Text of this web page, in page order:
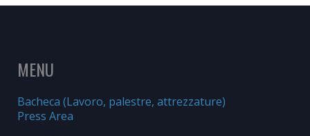
MENU
Bacheca (Lavoro, palestre, attrezzature)
Press Area